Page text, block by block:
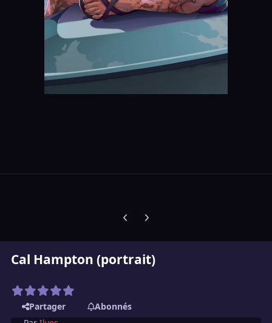
Diapositive précédente
Diapositive suivante
Cal Hampton (portrait)
Partager
Abonnés